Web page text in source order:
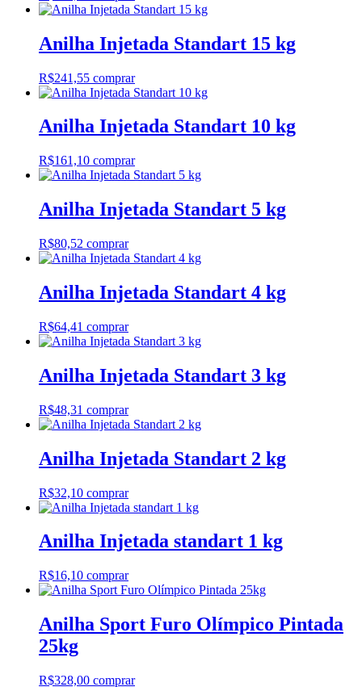
Anilha Injetada Standart 15 kg
R$241,55 comprar
Anilha Injetada Standart 10 kg
R$161,10 comprar
Anilha Injetada Standart 5 kg
R$80,52 comprar
Anilha Injetada Standart 4 kg
R$64,41 comprar
Anilha Injetada Standart 3 kg
R$48,31 comprar
Anilha Injetada Standart 2 kg
R$32,10 comprar
Anilha Injetada standart 1 kg
R$16,10 comprar
Anilha Sport Furo Olímpico Pintada
25kg
R$328,00 comprar